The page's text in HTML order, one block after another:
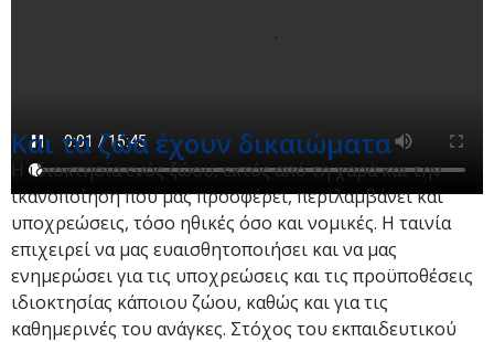
Και τα ζώα έχουν δικαιώματα
Η ιδιοκτησία ενός ζώου, εκτός από τη χαρά και την
ικανοποίηση που μας προσφέρει, περιλαμβάνει και
υποχρεώσεις, τόσο ηθικές όσο και νομικές. Η ταινία
επιχειρεί να μας ευαισθητοποιήσει και να μας
ενημερώσει για τις υποχρεώσεις και τις προϋποθέσεις
ιδιοκτησίας κάποιου ζώου, καθώς και για τις
καθημερινές του ανάγκες. Στόχος του εκπαιδευτικού